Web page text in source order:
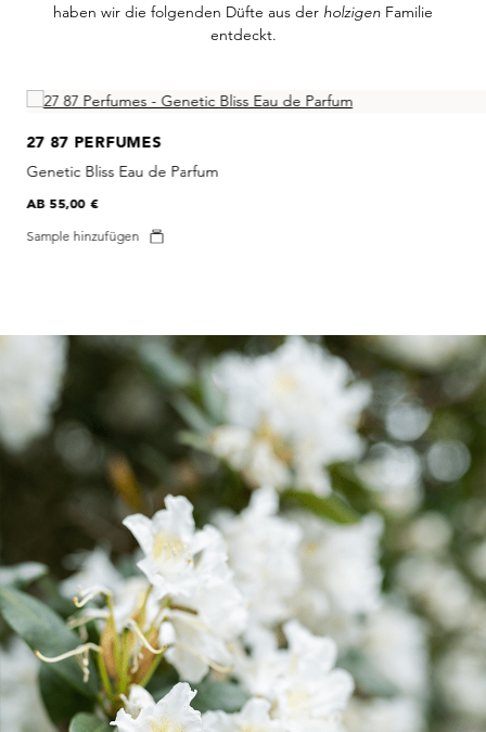
haben wir die folgenden Düfte aus der holzigen Familie
entdeckt.
Skip product gallery
27 87 PERFUMES
Genetic Bliss Eau de Parfum
Sample hinzufügen
AB55,00 €